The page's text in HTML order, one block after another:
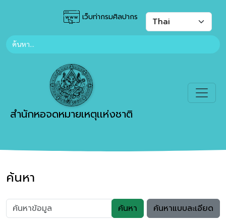
เว็บท่ากรมศิลปากร
สำนักหอจดหมายเหตุเเห่งชาติ
ค้นหา
ค้นหา ค้นหาแบบละเอียด